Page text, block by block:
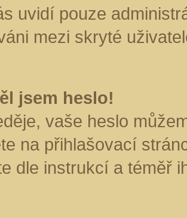
uvidí pouze
mezi skryté
jsem heslo!
vaše heslo
na přihlašovací
dle instrukcí a téměř